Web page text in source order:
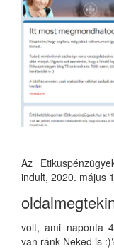
Az
indult, 2020. május
volt, ami naponta
van ránk Neked is